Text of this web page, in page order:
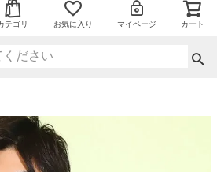
テゴリ お気に入り マイページ カート